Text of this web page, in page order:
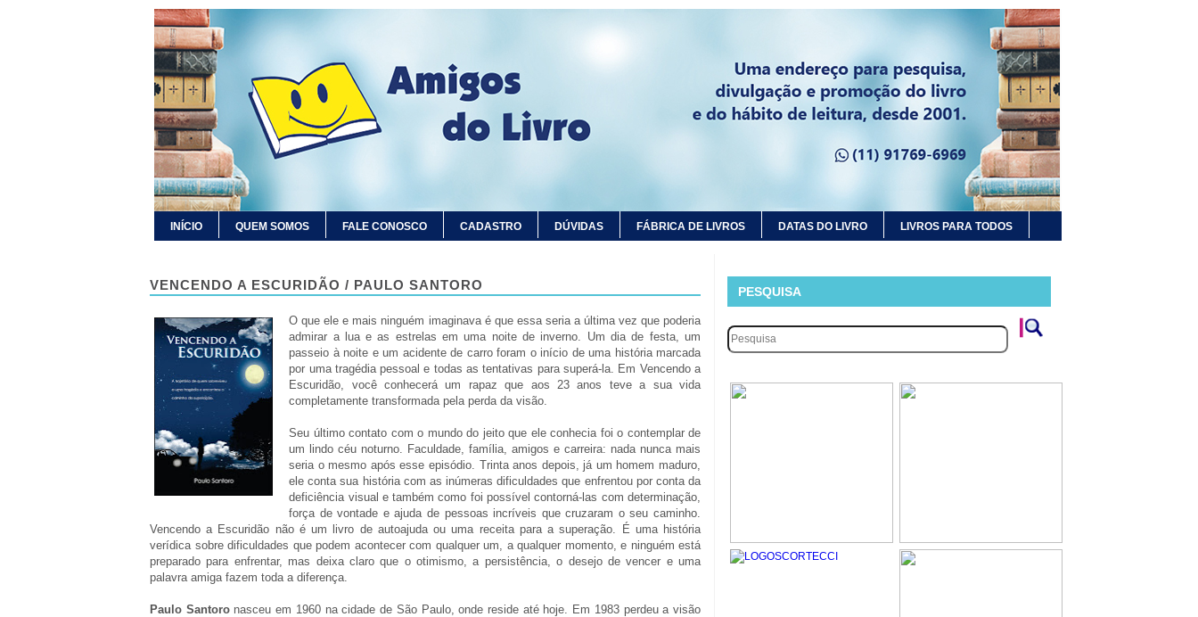
INÍCIO QUEM SOMOS FALE CONOSCO CADASTRO DÚVIDAS FÁBRICA DE LIVROS DATAS DO LIVRO LIVROS PARA TODOS
VENCENDO A ESCURIDÃO / PAULO SANTORO
O que ele e mais ninguém imaginava é que essa seria a última vez que poderia
admirar a lua e as estrelas em uma noite de inverno. Um dia de festa, um
passeio à noite e um acidente de carro foram o início de uma história marcada
por uma tragédia pessoal e todas as tentativas para superá-la. Em Vencendo a
Escuridão, você conhecerá um rapaz que aos 23 anos teve a sua vida
completamente transformada pela perda da visão.
Seu último contato com o mundo do jeito que ele conhecia foi o contemplar de
um lindo céu noturno. Faculdade, família, amigos e carreira: nada nunca mais
seria o mesmo após esse episódio. Trinta anos depois, já um homem maduro,
ele conta sua história com as inúmeras dificuldades que enfrentou por conta da
deficiência visual e também como foi possível contorná-las com determinação,
força de vontade e ajuda de pessoas incríveis que cruzaram o seu caminho.
Vencendo a Escuridão não é um livro de autoajuda ou uma receita para a superação. É uma história
verídica sobre dificuldades que podem acontecer com qualquer um, a qualquer momento, e ninguém está
preparado para enfrentar, mas deixa claro que o otimismo, a persistência, o desejo de vencer e uma
palavra amiga fazem toda a diferença.
Paulo Santoronasceu em 1960 na cidade de São Paulo, onde reside até hoje. Em 1983 perdeu a visão
PESQUISA